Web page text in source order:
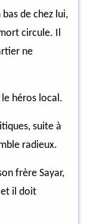
de chez lui,
circule. Il
ne
héros local.
suite à
radieux.
frère Sayar,
et il doit